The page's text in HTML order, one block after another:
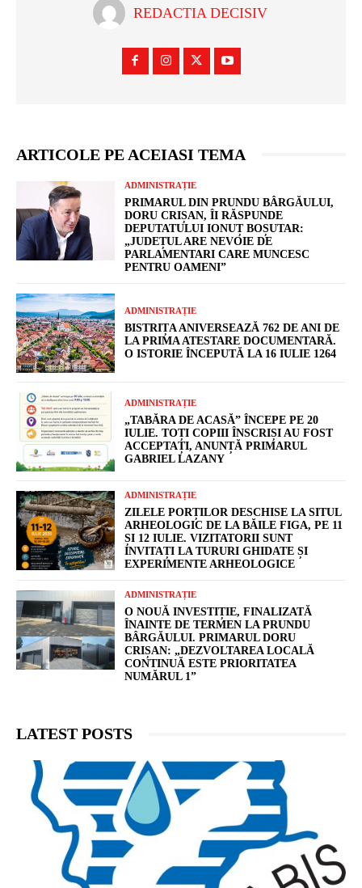
REDACTIA DECISIV
ARTICOLE PE ACEIASI TEMA
ADMINISTRAȚIE
PRIMARUL DIN PRUNDU BÂRGĂULUI,
DORU CRIȘAN, ÎI RĂSPUNDE
DEPUTATULUI IONUȚ BOȘUTAR:
„JUDEȚUL ARE NEVOIE DE
PARLAMENTARI CARE MUNCESC
PENTRU OAMENI”
ADMINISTRAȚIE
BISTRIȚA ANIVERSEAZĂ 762 DE ANI DE
LA PRIMA ATESTARE DOCUMENTARĂ.
O ISTORIE ÎNCEPUTĂ LA 16 IULIE 1264
ADMINISTRAȚIE
„TABĂRA DE ACASĂ” ÎNCEPE PE 20
IULIE. TOȚI COPIII ÎNSCRIȘI AU FOST
ACCEPTAȚI, ANUNȚĂ PRIMARUL
GABRIEL LAZANY
ADMINISTRAȚIE
ZILELE PORȚILOR DESCHISE LA SITUL
ARHEOLOGIC DE LA BĂILE FIGA, PE 11
ȘI 12 IULIE. VIZITATORII SUNT
INVITAȚI LA TURURI GHIDATE ȘI
EXPERIMENTE ARHEOLOGICE
ADMINISTRAȚIE
O NOUĂ INVESTIȚIE, FINALIZATĂ
ÎNAINTE DE TERMEN LA PRUNDU
BÂRGĂULUI. PRIMARUL DORU
CRIȘAN: „DEZVOLTAREA LOCALĂ
CONTINUĂ ESTE PRIORITATEA
NUMĂRUL 1”
LATEST POSTS